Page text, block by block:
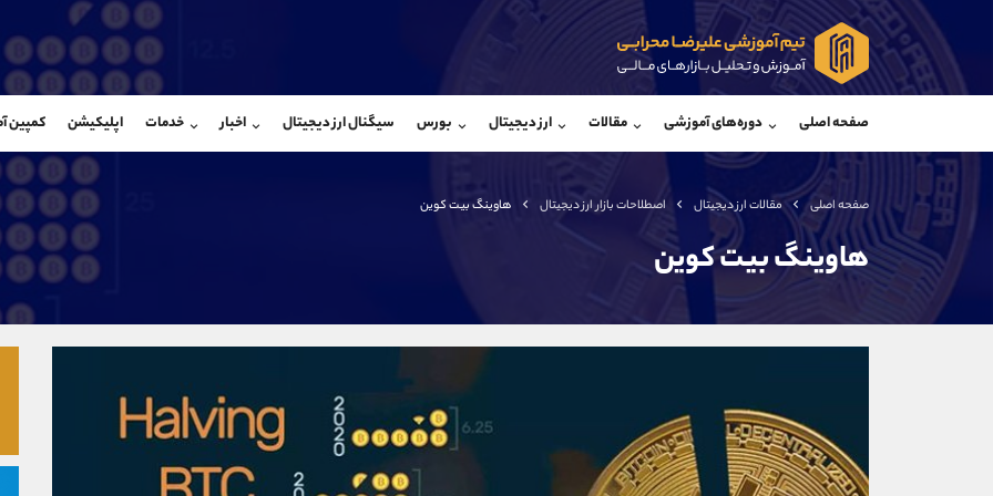
صفحه اصلی دوره‌های آموزشی مقالات ارز دیجیتال بورس سیگنال ارز دیجیتال اخبار خدمات اپلیکیشن کمپین
صفحه اصلی مقالات ارز دیجیتال اصطلاحات بازار ارز دیجیتال هاوینگ بیت کوین
هاوینگ بیت کوین
واتساپ
@Armteam_admin_33
داخلی
@Armteam_admin_103
شروع
تلفن
کانال تلگرام
کانال بله